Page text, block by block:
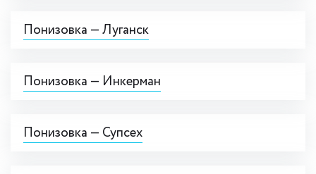
Понизовка — Луганск
Понизовка — Инкерман
Понизовка — Супсех